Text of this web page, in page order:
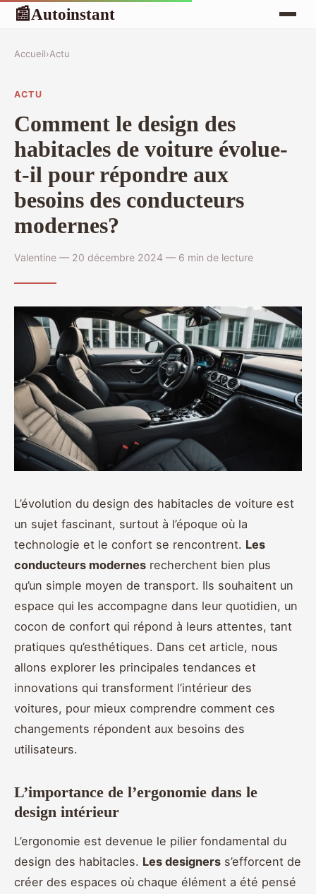
📰Autoinstant
Accueil›Actu
ACTU
Comment le design des
habitacles de voiture évolue-
t-il pour répondre aux
besoins des conducteurs
modernes?
Valentine — 20 décembre 2024 — 6 min de lecture
L’évolution du design des habitacles de voiture est
un sujet fascinant, surtout à l’époque où la
technologie et le confort se rencontrent. Les
conducteurs modernes recherchent bien plus
qu’un simple moyen de transport. Ils souhaitent un
espace qui les accompagne dans leur quotidien, un
cocon de confort qui répond à leurs attentes, tant
pratiques qu’esthétiques. Dans cet article, nous
allons explorer les principales tendances et
innovations qui transforment l’intérieur des
voitures, pour mieux comprendre comment ces
changements répondent aux besoins des
utilisateurs.
L’importance de l’ergonomie dans le
design intérieur
L’ergonomie est devenue le pilier fondamental du
design des habitacles. Les designers s’efforcent de
créer des espaces où chaque élément a été pensé